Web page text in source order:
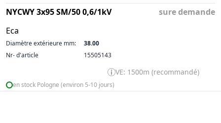
NYCWY 3x95 SM/50 0,6/1kV
Eca
sure demande
Diamètre extérieure mm:
38.00
Nr- d'article
15505143
VE: 1500m (recommandé)
en stock Pologne (environ 5-10 jours)